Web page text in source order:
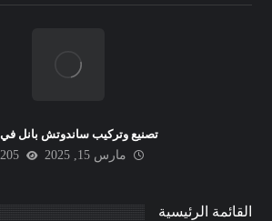
تصنيع وتركيب ساندوتش بانل
مارس 15, 2025
205
القائمة الرئيسية